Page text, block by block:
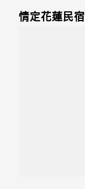
情定花蓮民宿